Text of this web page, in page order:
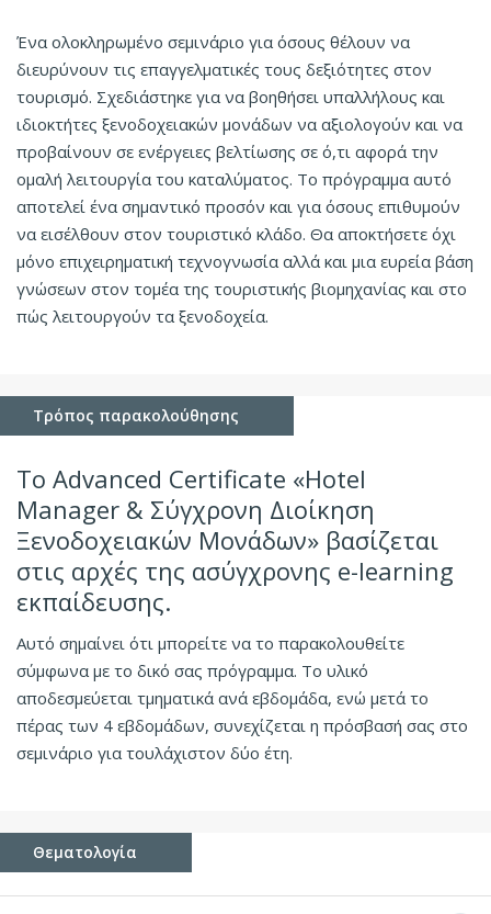
Ένα ολοκληρωμένο σεμινάριο για όσους θέλουν να
διευρύνουν τις επαγγελματικές τους δεξιότητες στον
τουρισμό. Σχεδιάστηκε για να βοηθήσει υπαλλήλους και
ιδιοκτήτες ξενοδοχειακών μονάδων να αξιολογούν και να
προβαίνουν σε ενέργειες βελτίωσης σε ό,τι αφορά την
ομαλή λειτουργία του καταλύματος. Το πρόγραμμα αυτό
αποτελεί ένα σημαντικό προσόν και για όσους επιθυμούν
να εισέλθουν στον τουριστικό κλάδο. Θα αποκτήσετε όχι
μόνο επιχειρηματική τεχνογνωσία αλλά και μια ευρεία βάση
γνώσεων στον τομέα της τουριστικής βιομηχανίας και στο
πώς λειτουργούν τα ξενοδοχεία.
Τρόπος παρακολούθησης
Το Advanced Certificate «Hotel
Manager & Σύγχρονη Διοίκηση
Ξενοδοχειακών Μονάδων» βασίζεται
στις αρχές της ασύγχρονης e-learning
εκπαίδευσης.
Αυτό σημαίνει ότι μπορείτε να το παρακολουθείτε
σύμφωνα με το δικό σας πρόγραμμα. Το υλικό
αποδεσμεύεται τμηματικά ανά εβδομάδα, ενώ μετά το
πέρας των 4 εβδομάδων, συνεχίζεται η πρόσβασή σας στο
σεμινάριο για τουλάχιστον δύο έτη.
Θεματολογία